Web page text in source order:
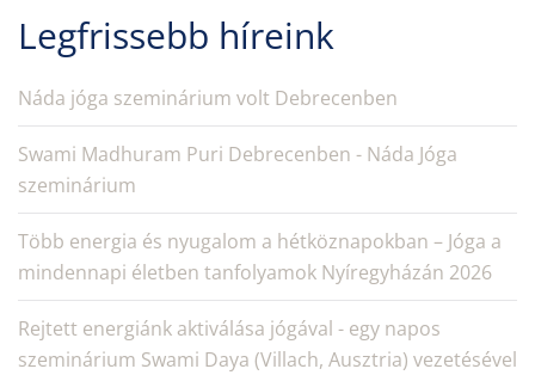
Legfrissebb híreink
Náda jóga szeminárium volt Debrecenben
Swami Madhuram Puri Debrecenben - Náda Jóga
szeminárium
Több energia és nyugalom a hétköznapokban – Jóga a
mindennapi életben tanfolyamok Nyíregyházán 2026
Rejtett energiánk aktiválása jógával - egy napos
szeminárium Swami Daya (Villach, Ausztria) vezetésével